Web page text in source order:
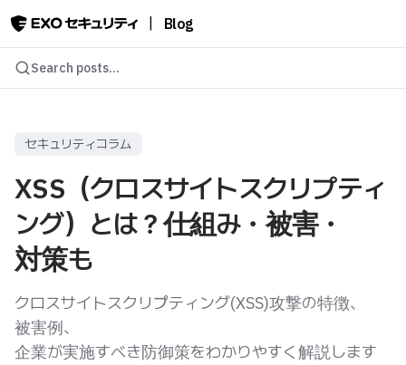
Blog
Search posts...
セキュリティコラム
XSS（クロスサイトスクリプティ
ング）とは？仕組み・被害・
対策も
クロスサイトスクリプティング(XSS)攻撃の特徴、
被害例、
企業が実施すべき防御策をわかりやすく解説します